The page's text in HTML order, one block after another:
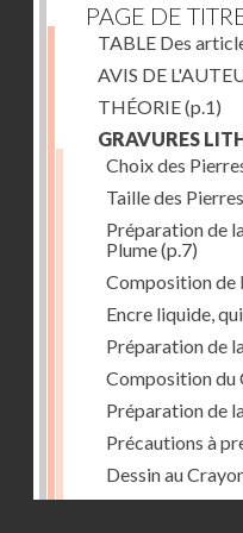
PAGE DE
TABLE Des
AVIS DE
THÉORIE(p.1)
GRAVURES
Choix des
Taille des Pierres
Préparation de
Plume(p.7)
Composition de
Encre liquide,
Préparation de
Composition du
Préparation de
Précautions à
Dessin au
Dessin à l'Encre